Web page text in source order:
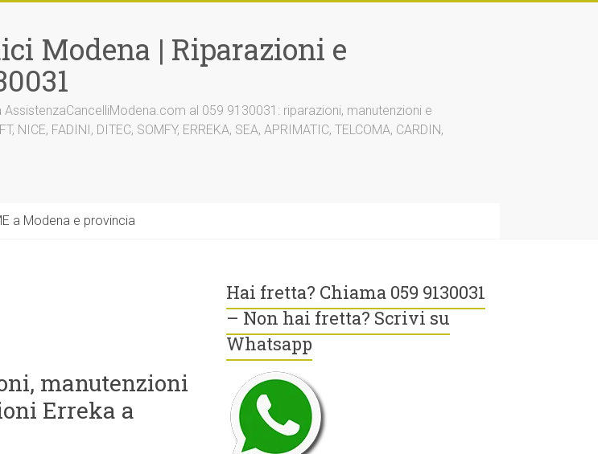
Modena | Riparazioni e
al 059 9130031: riparazioni, manutenzioni e
FADINI, DITEC, SOMFY, ERREKA, SEA, APRIMATIC, TELCOMA, CARDIN,
a Modena e provincia
manutenzioni
Erreka a
Hai fretta? Chiama 059 9130031
– Non hai fretta? Scrivi su
Whatsapp